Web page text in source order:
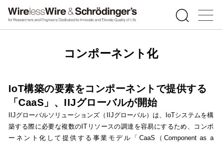
コンポーネント化
IoT構築の要素をコンポーネントで提供する
「CaaS」、IIJグローバルが開始
IIJグローバルソリューションズ（IIJグローバル）は、IoTシステムを構
築する際に必要な複数のITリソースの調達を容易にするため、コンポ
ーネント化して提供する事業モデル「CaaS（Component as a